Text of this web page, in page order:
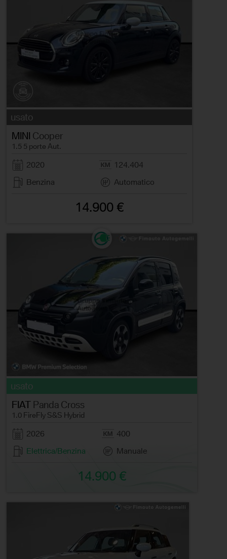
usato
MINI Cooper
1.5 5 porte Aut.
2020
124.404
Benzina
Automatico
14.900 €
usato
FIAT Panda Cross
1.0 FireFly S&S Hybrid
2026
400
Elettrica/Benzina
Manuale
14.900 €